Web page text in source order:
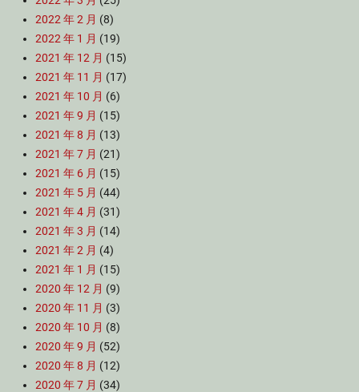
2022 年 2 月 (8)
2022 年 1 月 (19)
2021 年 12 月 (15)
2021 年 11 月 (17)
2021 年 10 月 (6)
2021 年 9 月 (15)
2021 年 8 月 (13)
2021 年 7 月 (21)
2021 年 6 月 (15)
2021 年 5 月 (44)
2021 年 4 月 (31)
2021 年 3 月 (14)
2021 年 2 月 (4)
2021 年 1 月 (15)
2020 年 12 月 (9)
2020 年 11 月 (3)
2020 年 10 月 (8)
2020 年 9 月 (52)
2020 年 8 月 (12)
2020 年 7 月 (34)